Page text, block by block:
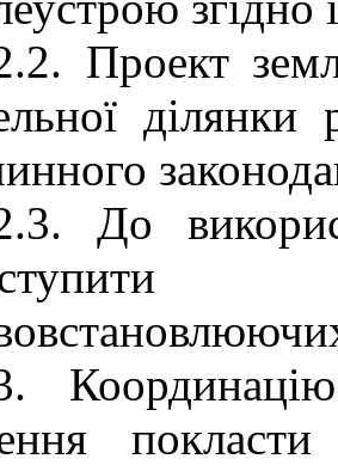
Проект
ділянки
До